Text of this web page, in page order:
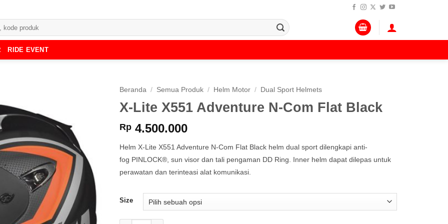
RIDE EVENT
Beranda / Semua Produk / Helm Motor / Dual Sport Helmets
X-Lite X551 Adventure N-Com Flat Black
Rp 4.500.000
Helm X-Lite X551 Adventure N-Com Flat Black helm dual sport dilengkapi anti-
fog PINLOCK®, sun visor dan tali pengaman DD Ring. Inner helm dapat dilepas untuk
perawatan dan terinteasi alat komunikasi.
Size